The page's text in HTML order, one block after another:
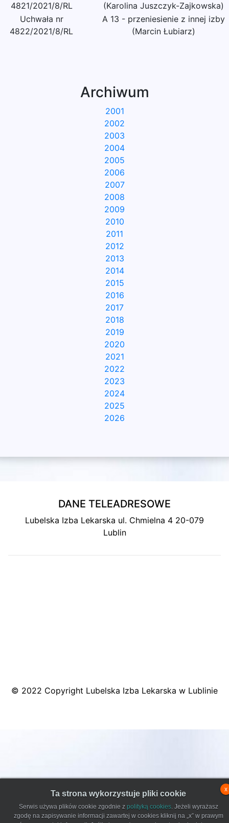
4821/2021/8/RL
(Karolina Juszczyk-Zajkowska)
Uchwała nr
4822/2021/8/RL
A 13 - przeniesienie z innej izby
(Marcin Łubiarz)
Archiwum
2001
2002
2003
2004
2005
2006
2007
2008
2009
2010
2011
2012
2013
2014
2015
2016
2017
2018
2019
2020
2021
2022
2023
2024
2025
2026
Ta strona wykorzystuje pliki cookie
Serwis używa plików cookie zgodnie z polityką cookies. Jeżeli wyrażasz
zgodę na zapisywanie informacji zawartej w cookies kliknij na „x” w prawym
x
DANE TELEADRESOWE
Lubelska Izba Lekarska ul. Chmielna 4 20-079
Lublin
© 2022 Copyright Lubelska Izba Lekarska w Lublinie